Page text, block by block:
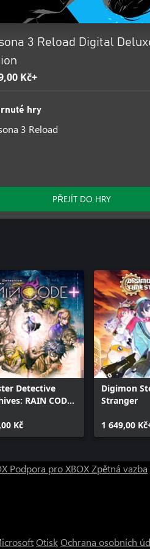
3 Reload Digital
Kč+
hry
3 Reload
PŘEJÍT DO HRY
Detective
RAIN CODE
Kč
Digimon
Stranger
1 649,00
Podpora pro XBOXZpětná vazba
OtiskOchrana osobních